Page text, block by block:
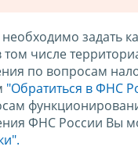
задать
том числе
по вопросам
"Обратиться в ФНС
ФНС России Вы